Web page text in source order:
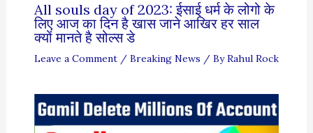
All souls day of 2023: ईसाई धर्म के लोगो के
लिए आज का दिन है खास जाने आखिर हर साल
क्यों मानते है सोल्स डे
Leave a Comment / Breaking News / ByRahul Rock